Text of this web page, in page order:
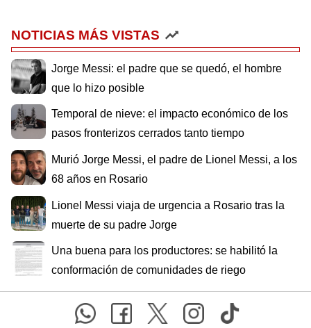
NOTICIAS MÁS VISTAS
Jorge Messi: el padre que se quedó, el hombre
que lo hizo posible
Temporal de nieve: el impacto económico de los
pasos fronterizos cerrados tanto tiempo
Murió Jorge Messi, el padre de Lionel Messi, a los
68 años en Rosario
Lionel Messi viaja de urgencia a Rosario tras la
muerte de su padre Jorge
Una buena para los productores: se habilitó la
conformación de comunidades de riego